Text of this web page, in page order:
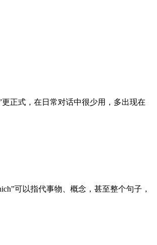
正式，在日常对话中很少用，多出现在
可以指代事物、概念，甚至整个句子，